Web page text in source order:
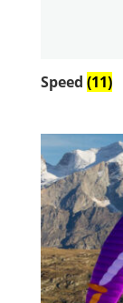
Speed (11)